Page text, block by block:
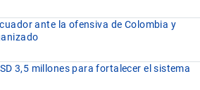
ante la ofensiva de Colombia y
3,5 millones para fortalecer el sistema